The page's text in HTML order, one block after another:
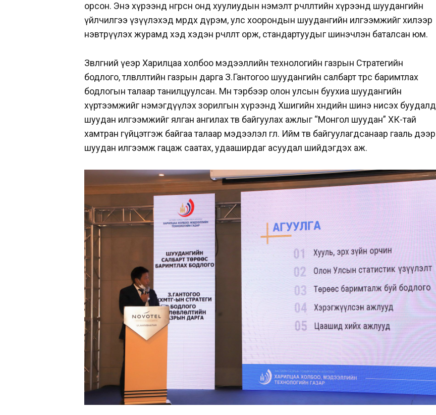
орсон. Энэ хүрээнд өнгөрсөн онд хуулиудын нэмэлт өөрчлөлтийн хүрээнд шуудангийн
үйлчилгээ үзүүлэхэд мөрдөх дүрэм, улс хоорондын шуудангийн илгээмжийг хилээр
нэвтрүүлэх журамд хэд хэдэн өөрчлөлт орж, стандартуудыг шинэчлэн баталсан юм.
Зөвлөгөөний үеэр Харилцаа холбоо мэдээллийн технологийн газрын Стратегийн
бодлого, төлөвлөлтийн газрын дарга З.Гантогоо шуудангийн салбарт төрөөс баримтлах
бодлогын талаар танилцуулсан. Мөн тэрбээр олон улсын буухиа шуудангийн
хүртээмжийг нэмэгдүүлэх зорилгын хүрээнд Хөшигийн хөндийн шинэ нисэх буудалд
шуудан илгээмжийг ялган ангилах төв байгуулах ажлыг “Монгол шуудан” ХК-тай
хамтран гүйцэтгэж байгаа талаар мэдээлэл өглөө. Ийм төв байгуулагдсанаар гааль дээр
шуудан илгээмж гацаж саатах, удааширдаг асуудал шийдэгдэх аж.